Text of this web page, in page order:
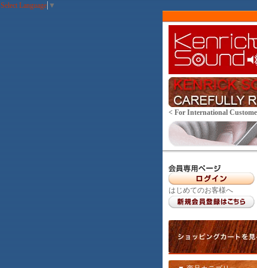
Select Language ▼
< For International
はじめてのお客様へ